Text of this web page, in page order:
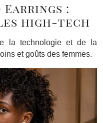
Earrings :
high-tech
la technologie et de la
et goûts des femmes.